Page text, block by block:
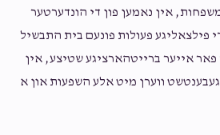
אין נאמען פון די הונדערטער
פילצאליגע פעולות פונעם בית התבשיל
אייער ברייטהארציגע שטיצע, אין
ווערן מיט אלע השפעות און א